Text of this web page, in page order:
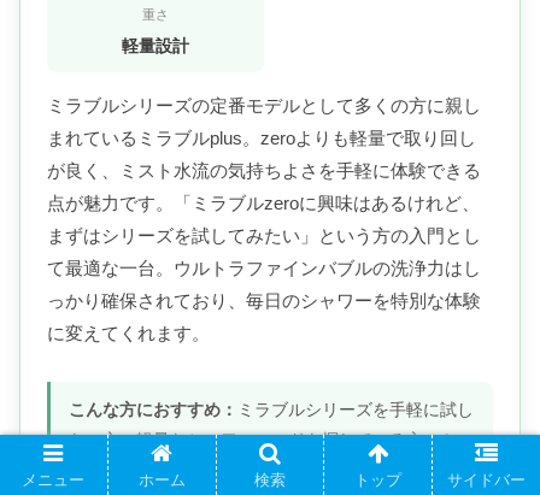
重さ
軽量設計
ミラブルシリーズの定番モデルとして多くの方に親し
まれているミラブルplus。zeroよりも軽量で取り回し
が良く、ミスト水流の気持ちよさを手軽に体験できる
点が魅力です。「ミラブルzeroに興味はあるけれど、
まずはシリーズを試してみたい」という方の入門とし
て最適な一台。ウルトラファインバブルの洗浄力はし
っかり確保されており、毎日のシャワーを特別な体験
に変えてくれます。
こんな方におすすめ： ミラブルシリーズを手軽に試し
たい方・軽量なシャワーヘッドを探している方・ミス
ト水流の気持ちよさを体験したい方
メニュー ホーム 検索 トップ サイドバー